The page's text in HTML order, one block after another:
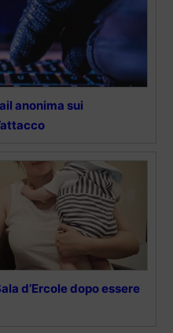
anonima sui
d’Ercole dopo essere